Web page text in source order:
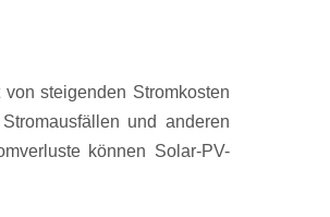
steigenden Stromkosten
und anderen
können Solar-PV-